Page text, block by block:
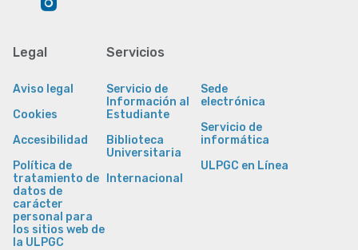
Legal
Aviso legal
Cookies
Accesibilidad
Política de
tratamiento de
datos de
carácter
personal para
los sitios web de
la ULPGC
Servicios
Servicio de
Información al
Estudiante
Biblioteca
Universitaria
Internacional
Sede
electrónica
Servicio de
informática
ULPGC en Línea